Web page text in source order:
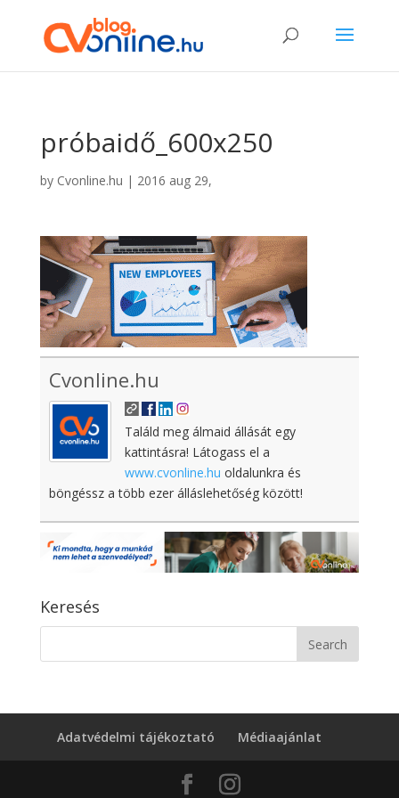
próbaidő_600x250
by Cvonline.hu | 2016 aug 29,
Cvonline.hu
Találd meg álmaid állását egy
kattintásra! Látogass el a
www.cvonline.hu oldalunkra és
böngéssz a több ezer álláslehetőség között!
Keresés
Adatvédelmi tájékoztató Médiaajánlat